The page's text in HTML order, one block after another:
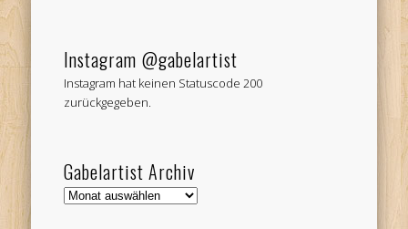
Instagram @gabelartist
Instagram hat keinen Statuscode 200
zurückgegeben.
Gabelartist Archiv
Gabelartist